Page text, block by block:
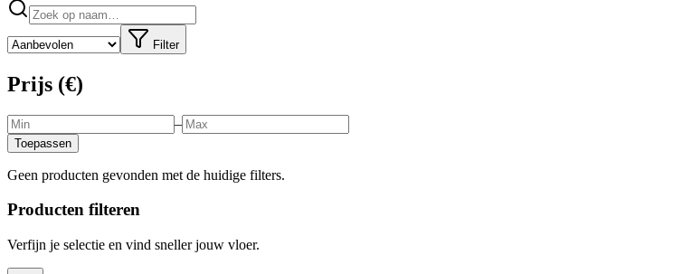
Filter
Prijs (€)
–
Toepassen
Geen producten gevonden met de huidige filters.
Producten filteren
Verfijn je selectie en vind sneller jouw vloer.